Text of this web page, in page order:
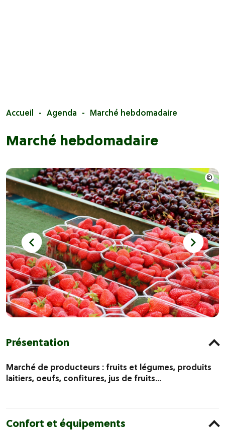
Accueil Agenda Marché hebdomadaire
Marché hebdomadaire
Présentation
Marché de producteurs : fruits et légumes, produits
laitiers, oeufs, confitures, jus de fruits...
Confort et équipements